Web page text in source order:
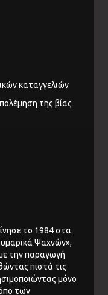
καταγγελιών
της βίας
το 1984 στα
Ψαχνών»,
την παραγωγή
πιστά τις
μόνο
των